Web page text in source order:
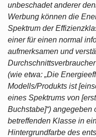
unbeschadet anderer
Werbung können die
Spektrum der
einer für einen normal
aufmerksamen und
(wie etwa: „Die
Modells/Produkts ist
eines Spektrums von
Buchstabe]“) angegeben
betreffenden Klasse in
Hintergrundfarbe des